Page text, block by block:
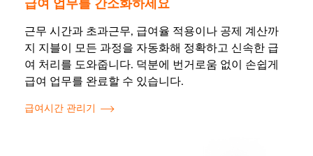
급여 업무를 간소화하세요
근무 시간과 초과근무, 급여율 적용이나 공제 계산까
지 지블이 모든 과정을 자동화해 정확하고 신속한 급
여 처리를 도와줍니다. 덕분에 번거로움 없이 손쉽게
급여 업무를 완료할 수 있습니다.
급여시간 관리기